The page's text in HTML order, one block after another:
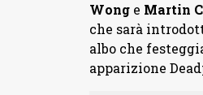
Wonge Martin
che sarà
albo che
apparizione